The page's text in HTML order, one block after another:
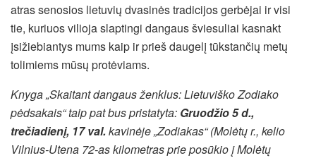
atras senosios lietuvių dvasinės tradicijos gerbėjai ir visi
tie, kuriuos vilioja slaptingi dangaus šviesuliai kasnakt
įsižiebiantys mums kaip ir prieš daugelį tūkstančių metų
tolimiems mūsų protėviams.
Knyga „Skaitant dangaus ženklus: Lietuviško Zodiako
pėdsakais“ taip pat bus pristatyta: Gruodžio 5 d.,
trečiadienį, 17 val. kavinėje „Zodiakas“ (Molėtų r., kelio
Vilnius-Utena 72-as kilometras prie posūkio į Molėtų